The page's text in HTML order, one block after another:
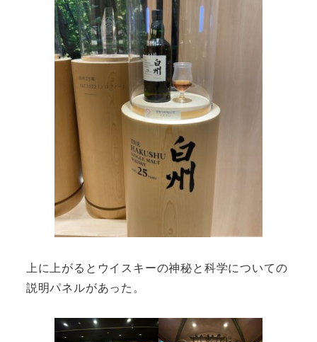
上に上がるとウイスキーの神秘と科学についての
説明パネルがあった。